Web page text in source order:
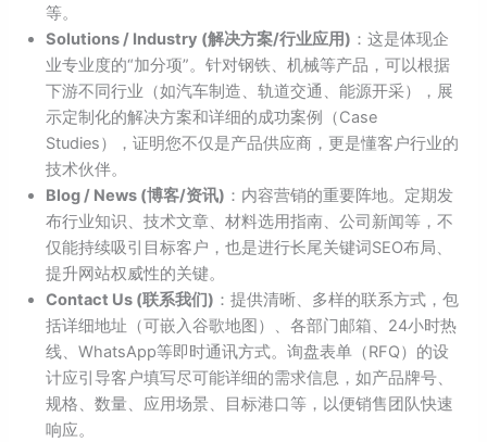
等。
Solutions / Industry (解决方案/行业应用) ：这是体现企
业专业度的“加分项”。针对钢铁、机械等产品，可以根据
下游不同行业（如汽车制造、轨道交通、能源开采），展
示定制化的解决方案和详细的成功案例（Case
Studies），证明您不仅是产品供应商，更是懂客户行业的
技术伙伴。
Blog / News (博客/资讯) ：内容营销的重要阵地。定期发
布行业知识、技术文章、材料选用指南、公司新闻等，不
仅能持续吸引目标客户，也是进行长尾关键词SEO布局、
提升网站权威性的关键。
Contact Us (联系我们) ：提供清晰、多样的联系方式，包
括详细地址（可嵌入谷歌地图）、各部门邮箱、24小时热
线、WhatsApp等即时通讯方式。询盘表单（RFQ）的设
计应引导客户填写尽可能详细的需求信息，如产品牌号、
规格、数量、应用场景、目标港口等，以便销售团队快速
响应。